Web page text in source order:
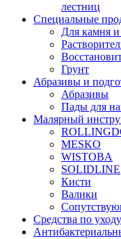
лестниц
Специальные
Для камня
Грунт
Абразивы и
Абразивы
Пады для
Малярный
MESKO
WISTOBA
SOLIDLINE
Кисти
Валики
Средства по